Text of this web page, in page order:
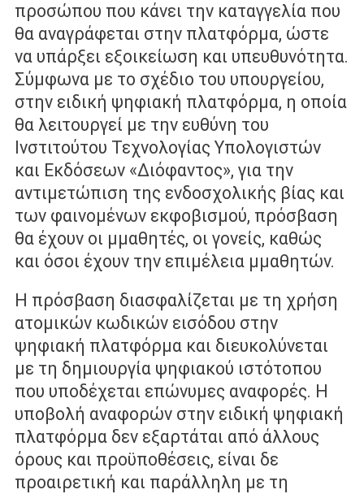
προσώπου που κάνει την καταγγελία που
θα αναγράφεται στην πλατφόρµα, ώστε
να υπάρξει εξοικείωση και υπευθυνότητα.
Σύµφωνα µε το σχέδιο του υπουργείου,
στην ειδική ψηφιακή πλατφόρµα, η οποία
θα λειτουργεί µε την ευθύνη του
Ινστιτούτου Τεχνολογίας Υπολογιστών
και Εκδόσεων «∆ιόφαντος», για την
αντιμετώπιση της ενδοσχολικής βίας και
των φαινομένων εκφοβισµού, πρόσβαση
θα έχουν οι µμαθητές, οι γονείς, καθώς
και όσοι έχουν την επιµέλεια µμαθητών.
Η πρόσβαση διασφαλίζεται µε τη χρήση
ατοµικών κωδικών εισόδου στην
ψηφιακή πλατφόρμα και διευκολύνεται
µε τη δημιουργία ψηφιακού ιστότοπου
που υποδέχεται επώνυµες αναφορές. Η
υποβολή αναφορών στην ειδική ψηφιακή
πλατφόρμα δεν εξαρτάται από άλλους
όρους και προϋποθέσεις, είναι δε
προαιρετική και παράλληλη µε τη